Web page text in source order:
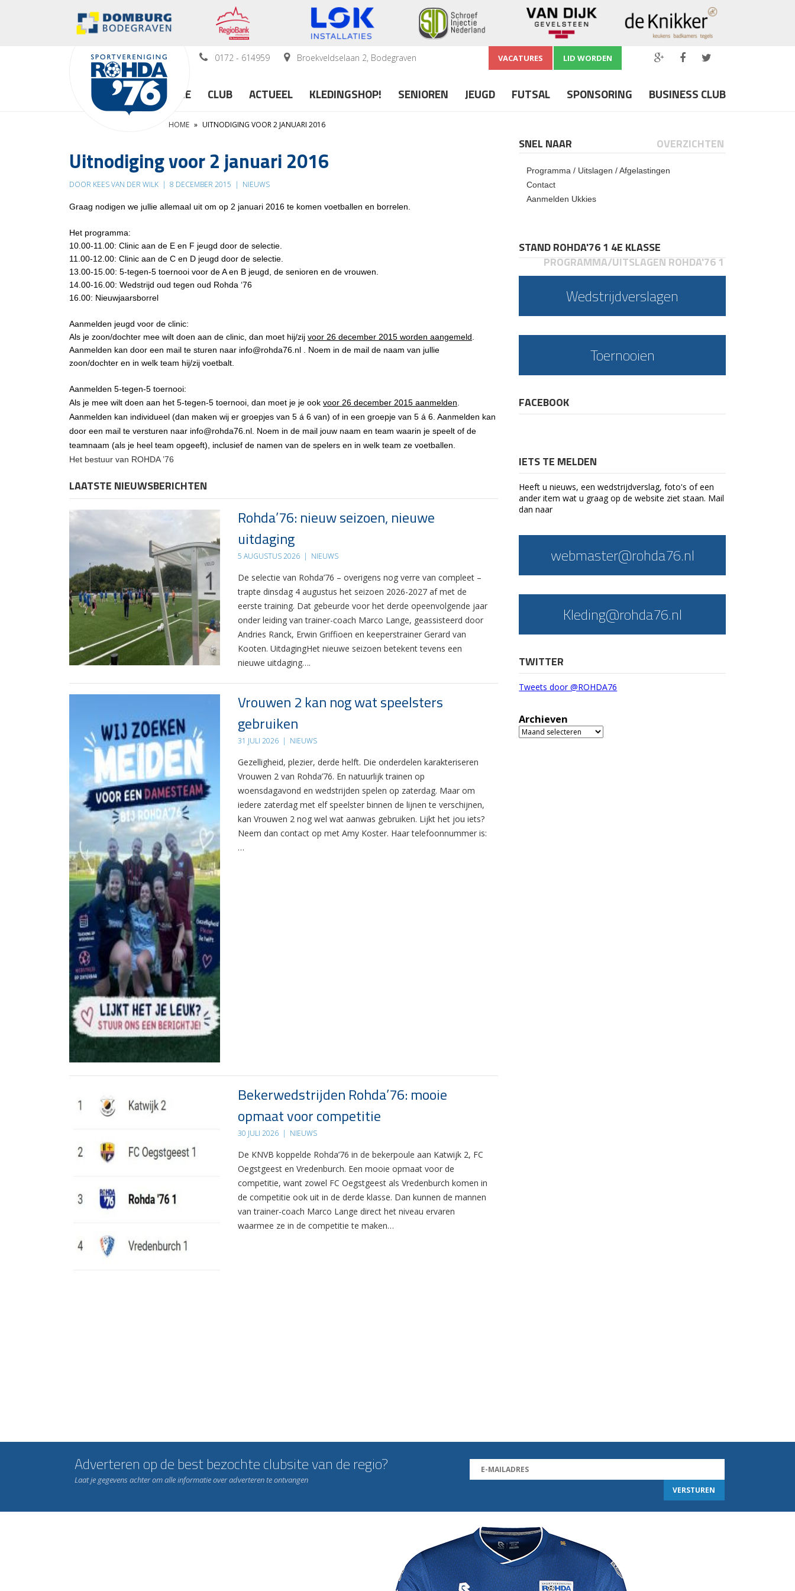
0172 - 614959 Broekveldselaan 2, Bodegraven VACATURES LID WORDEN
HOME CLUB ACTUEEL KLEDINGSHOP! SENIOREN JEUGD FUTSAL SPONSORING BUSINESS CLUB
HOME » UITNODIGING VOOR 2 JANUARI 2016
Uitnodiging voor 2 januari 2016
DOOR KEES VAN DER WILK | 8 DECEMBER 2015 | NIEUWS
Graag nodigen we jullie allemaal uit om op 2 januari 2016 te komen voetballen en borrelen.
Het programma:
10.00-11.00: Clinic aan de E en F jeugd door de selectie.
11.00-12.00: Clinic aan de C en D jeugd door de selectie.
13.00-15.00: 5-tegen-5 toernooi voor de A en B jeugd, de senioren en de vrouwen.
14.00-16.00: Wedstrijd oud tegen oud Rohda ‘76
16.00: Nieuwjaarsborrel
Aanmelden jeugd voor de clinic:
Als je zoon/dochter mee wilt doen aan de clinic, dan moet hij/zij voor 26 december 2015 worden aangemeld
Aanmelden kan door een mail te sturen naar info@rohda76.nl . Noem in de mail de naam van jullie
zoon/dochter en in welk team hij/zij voetbalt.
Aanmelden 5-tegen-5 toernooi:
Als je mee wilt doen aan het 5-tegen-5 toernooi, dan moet je je ook voor 26 december 2015 aanmelden
Aanmelden kan individueel (dan maken wij er groepjes van 5 á 6 van) of in een groepje van 5 á 6. Aanmelden kan
door een mail te versturen naar info@rohda76.nl . Noem in de mail jouw naam en team waarin je speelt of de
teamnaam (als je heel team opgeeft), inclusief de namen van de spelers en in welk team ze voetballen.
Het bestuur van ROHDA ’76
LAATSTE NIEUWSBERICHTEN
Rohda’76: nieuw seizoen, nieuwe
uitdaging
5 AUGUSTUS 2026 | NIEUWS
De selectie van Rohda’76 – overigens nog verre van compleet –
trapte dinsdag 4 augustus het seizoen 2026-2027 af met de
eerste training. Dat gebeurde voor het derde opeenvolgende jaar
onder leiding van trainer-coach Marco Lange, geassisteerd door
Andries Ranck, Erwin Griffioen en keeperstrainer Gerard van
Kooten. UitdagingHet nieuwe seizoen betekent tevens een
nieuwe uitdaging….
Vrouwen 2 kan nog wat speelsters
gebruiken
31 JULI 2026 | NIEUWS
Gezelligheid, plezier, derde helft. Die onderdelen karakteriseren
Vrouwen 2 van Rohda’76. En natuurlijk trainen op
woensdagavond en wedstrijden spelen op zaterdag. Maar om
iedere zaterdag met elf speelster binnen de lijnen te verschijnen,
kan Vrouwen 2 nog wel wat aanwas gebruiken. Lijkt het jou iets?
Neem dan contact op met Amy Koster. Haar telefoonnummer is:
…
Bekerwedstrijden Rohda’76: mooie
opmaat voor competitie
30 JULI 2026 | NIEUWS
De KNVB koppelde Rohda’76 in de bekerpoule aan Katwijk 2, FC
Oegstgeest en Vredenburch. Een mooie opmaat voor de
competitie, want zowel FC Oegstgeest als Vredenburch komen in
de competitie ook uit in de derde klasse. Dan kunnen de mannen
van trainer-coach Marco Lange direct het niveau ervaren
waarmee ze in de competitie te maken…
SNEL NAAR OVERZICHTEN
Programma / Uitslagen / Afgelastingen
Contact
Aanmelden Ukkies
STAND ROHDA'76 1 4E KLASSE
PROGRAMMA/UITSLAGEN ROHDA'76 1
Wedstrijdverslagen
Toernooien
FACEBOOK
IETS TE MELDEN
Heeft u nieuws, een wedstrijdverslag, foto's of een
ander item wat u graag op de website ziet staan. Mail
dan naar
webmaster@rohda76.nl
Kleding@rohda76.nl
TWITTER
Tweets door @ROHDA76
Archieven
Archieven
Adverteren op de best bezochte clubsite van de regio?
Laat je gegevens achter om alle informatie over adverteren te ontvangen